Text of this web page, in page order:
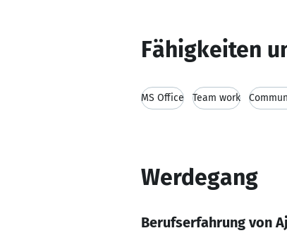
Fähigkeiten
MS Office Team work
Werdegang
Berufserfahrung von